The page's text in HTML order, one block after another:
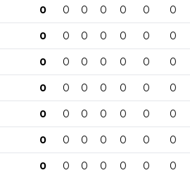
0 0 0 0 0 0 0
0 0 0 0 0 0 0
0 0 0 0 0 0 0
0 0 0 0 0 0 0
0 0 0 0 0 0 0
0 0 0 0 0 0 0
0 0 0 0 0 0 0